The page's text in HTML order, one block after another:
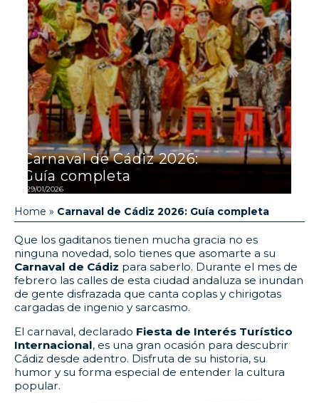
Carnaval de Cádiz 2026:
Guía completa
29/01/2026
Home » Carnaval de Cádiz 2026: Guía completa
Que los gaditanos tienen mucha gracia no es
ninguna novedad, solo tienes que asomarte a su
Carnaval de Cádiz para saberlo. Durante el mes de
febrero las calles de esta ciudad andaluza se inundan
de gente disfrazada que canta coplas y chirigotas
cargadas de ingenio y sarcasmo.
El carnaval, declarado Fiesta de Interés Turístico
Internacional, es una gran ocasión para descubrir
Cádiz desde adentro. Disfruta de su historia, su
humor y su forma especial de entender la cultura
popular.